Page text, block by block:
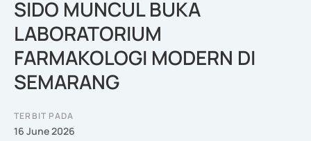
SIDO MUNCUL BUKA
LABORATORIUM
FARMAKOLOGI MODERN DI
SEMARANG
TERBIT PADA
16 June 2026